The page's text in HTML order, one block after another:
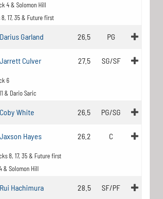
4 & Solomon Hill
17, 35 & Future first
Darius Garland 26.5 PG
Jarrett Culver 27.5 SG/SF
6
& Dario Saric
Coby White 26.5 PG/SG
Jaxson Hayes 26.2 C
8, 17, 35 & Future first
& Solomon Hill
Rui Hachimura 28.5 SF/PF